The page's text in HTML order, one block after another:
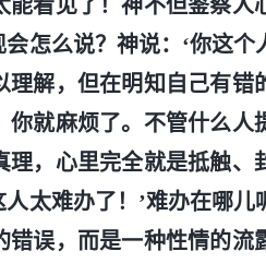
看见了！神不但鉴察人
怎么说？神说：‘你这个
解，但在明知自己有错
就麻烦了。不管什么人
，心里完全就是抵触、
太难办了！’难办在哪儿
误，而是一种性情的流